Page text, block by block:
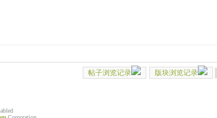
帖子浏览记录 版块浏览记录